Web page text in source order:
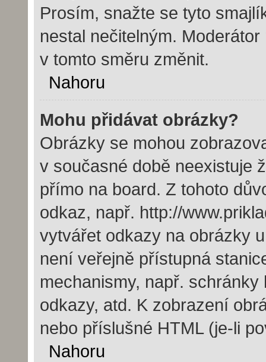
Prosím, snažte se tyto
nestal nečitelným.
v tomto směru změnit.
Nahoru
Mohu přidávat obrázky?
Obrázky se mohou
v současné době neexistuje
přímo na board. Z tohoto
odkaz, např. http://
vytvářet odkazy na obrázky
není veřejně přístupná
mechanismy, např.
odkazy, atd. K zobrazení
nebo příslušné HTML (je-li
Nahoru